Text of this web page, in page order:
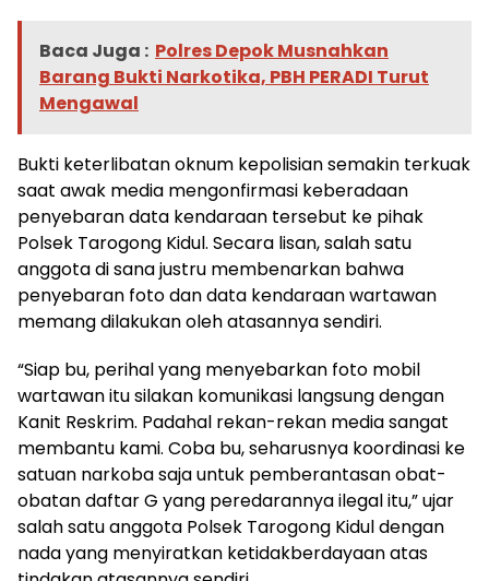
Baca Juga : Polres Depok Musnahkan
Barang Bukti Narkotika, PBH PERADI Turut
Mengawal
Bukti keterlibatan oknum kepolisian semakin terkuak
saat awak media mengonfirmasi keberadaan
penyebaran data kendaraan tersebut ke pihak
Polsek Tarogong Kidul. Secara lisan, salah satu
anggota di sana justru membenarkan bahwa
penyebaran foto dan data kendaraan wartawan
memang dilakukan oleh atasannya sendiri.
“Siap bu, perihal yang menyebarkan foto mobil
wartawan itu silakan komunikasi langsung dengan
Kanit Reskrim. Padahal rekan-rekan media sangat
membantu kami. Coba bu, seharusnya koordinasi ke
satuan narkoba saja untuk pemberantasan obat-
obatan daftar G yang peredarannya ilegal itu,” ujar
salah satu anggota Polsek Tarogong Kidul dengan
nada yang menyiratkan ketidakberdayaan atas